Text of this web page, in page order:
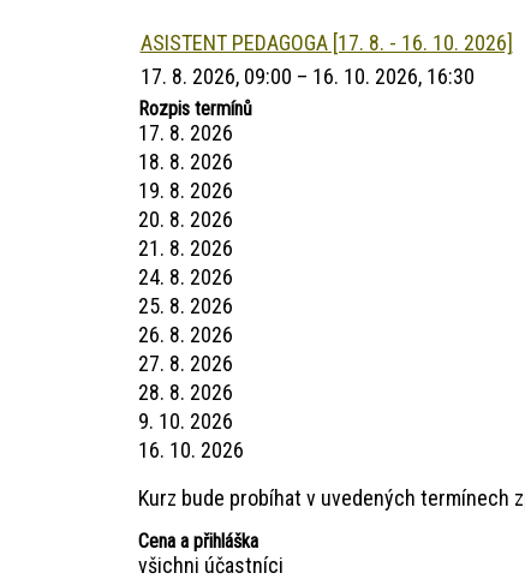
ASISTENT PEDAGOGA [17. 8. - 16. 10. 2026]
17. 8. 2026, 09:00 – 16. 10. 2026, 16:30
Rozpis termínů
17. 8. 2026
18. 8. 2026
19. 8. 2026
20. 8. 2026
21. 8. 2026
24. 8. 2026
25. 8. 2026
26. 8. 2026
27. 8. 2026
28. 8. 2026
9. 10. 2026
16. 10. 2026
Kurz bude probíhat v uvedených termínech
Cena a přihláška
všichni účastníci